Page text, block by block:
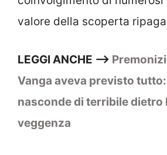
valore della scoperta
LEGGI ANCHE –>
Vanga aveva previsto
nasconde di terribile dietro
veggenza